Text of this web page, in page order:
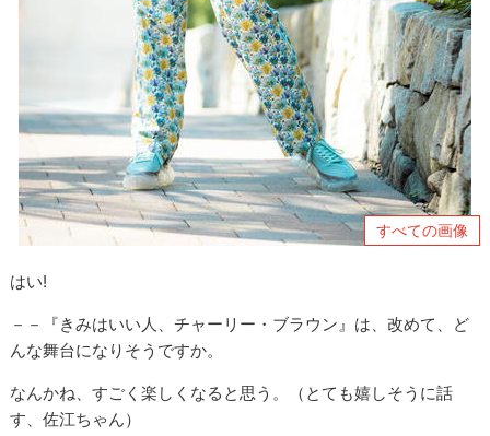
すべての画像
はい!
－－『きみはいい人、チャーリー・ブラウン』は、改めて、ど
んな舞台になりそうですか。
なんかね、すごく楽しくなると思う。（とても嬉しそうに話
す、佐江ちゃん）